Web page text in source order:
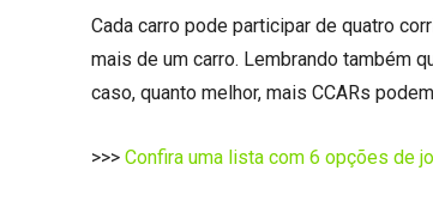
Cada carro pode participar de quatro
mais de um carro. Lembrando também
caso, quanto melhor, mais CCARs
>>> Confira uma lista com 6 opções de